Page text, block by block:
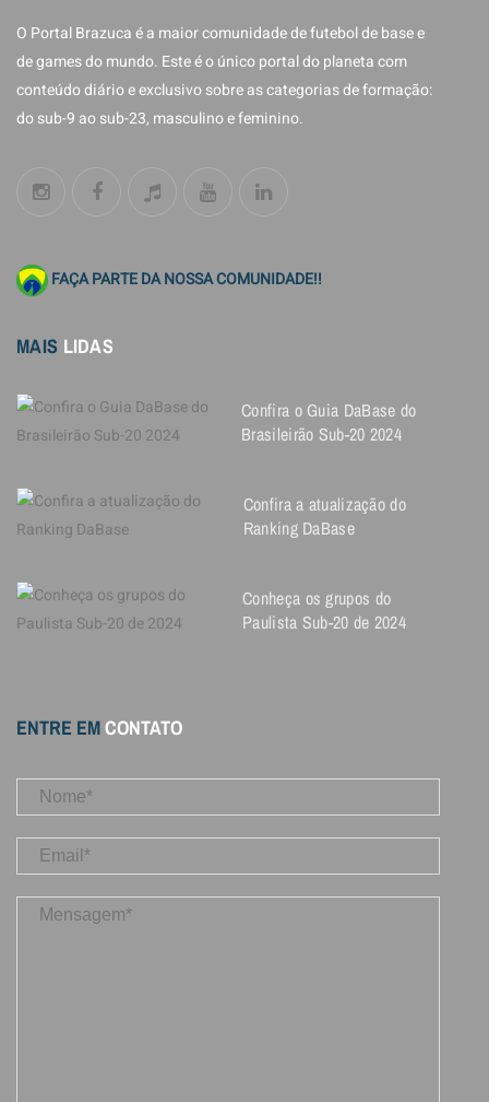
O Portal Brazuca é a maior comunidade de futebol de base e
de games do mundo. Este é o único portal do planeta com
conteúdo diário e exclusivo sobre as categorias de formação:
do sub-9 ao sub-23, masculino e feminino.
FAÇA PARTE DA NOSSA COMUNIDADE!!
MAIS LIDAS
Confira o Guia DaBase do
Brasileirão Sub-20 2024
Confira a atualização do
Ranking DaBase
Conheça os grupos do
Paulista Sub-20 de 2024
ENTRE EMCONTATO